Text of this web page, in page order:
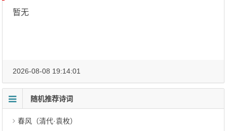
暂无
2026-08-08 19:14:01
随机推荐诗词
春风（清代·袁枚）